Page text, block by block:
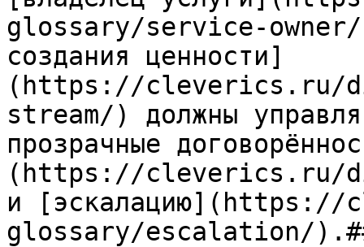
glossary/service-owner/
создания ценности]
(https://cleverics.ru/
stream/) должны
прозрачные
(https://cleverics.ru/
и
glossary/escalation/